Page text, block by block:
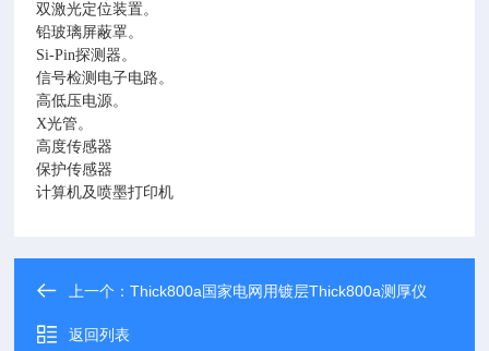
双激光定位装置。
铅玻璃屏蔽罩。
Si-Pin探测器。
信号检测电子电路。
高低压电源。
X光管。
高度传感器
保护传感器
计算机及喷墨打印机
上一个：Thick800a国家电网用镀层Thick800a测厚仪
返回列表